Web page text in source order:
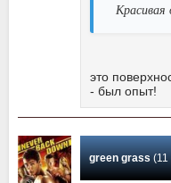
это
- был опыт!
green grass(11